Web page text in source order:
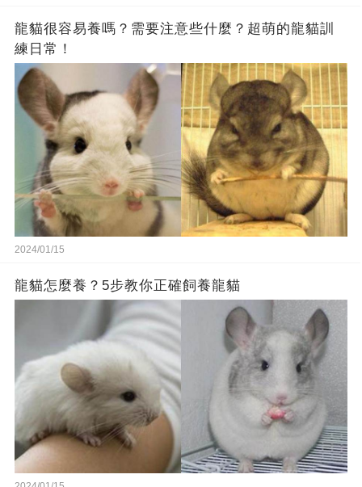
龍貓很容易養嗎？需要注意些什麼？超萌的龍貓訓
練日常！
2024/01/15
龍貓怎麼養？5步教你正確飼養龍貓